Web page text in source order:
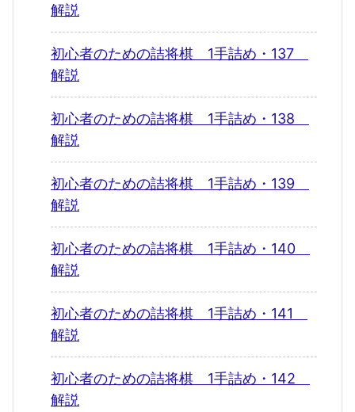
解説
初心者のための詰将棋 1手詰め・137
解説
初心者のための詰将棋 1手詰め・138
解説
初心者のための詰将棋 1手詰め・139
解説
初心者のための詰将棋 1手詰め・140
解説
初心者のための詰将棋 1手詰め・141
解説
初心者のための詰将棋 1手詰め・142
解説